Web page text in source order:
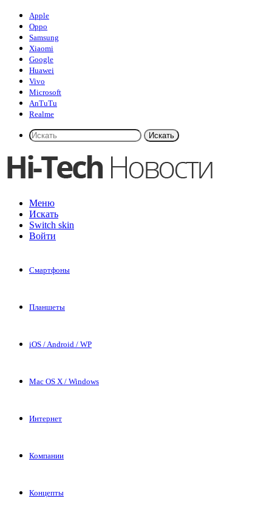
Apple
Oppo
Samsung
Xiaomi
Google
Huawei
Vivo
Microsoft
AnTuTu
Realme
Искать
Меню
Искать
Switch skin
Войти
Смартфоны
Планшеты
iOS / Android / WP
Mac OS X / Windows
Интернет
Компании
Концепты